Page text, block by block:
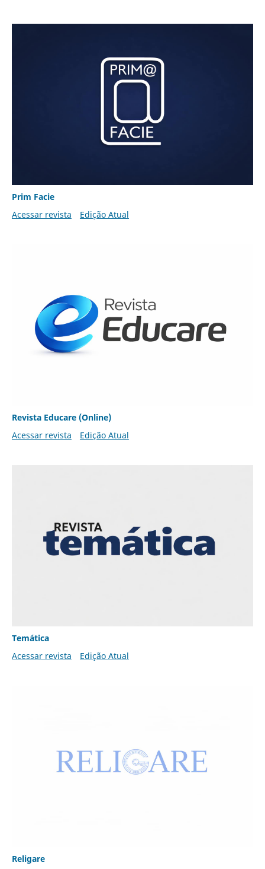
Prim Facie
Acessar revista
Edição Atual
Revista Educare (Online)
Acessar revista
Edição Atual
Temática
Acessar revista
Edição Atual
Religare